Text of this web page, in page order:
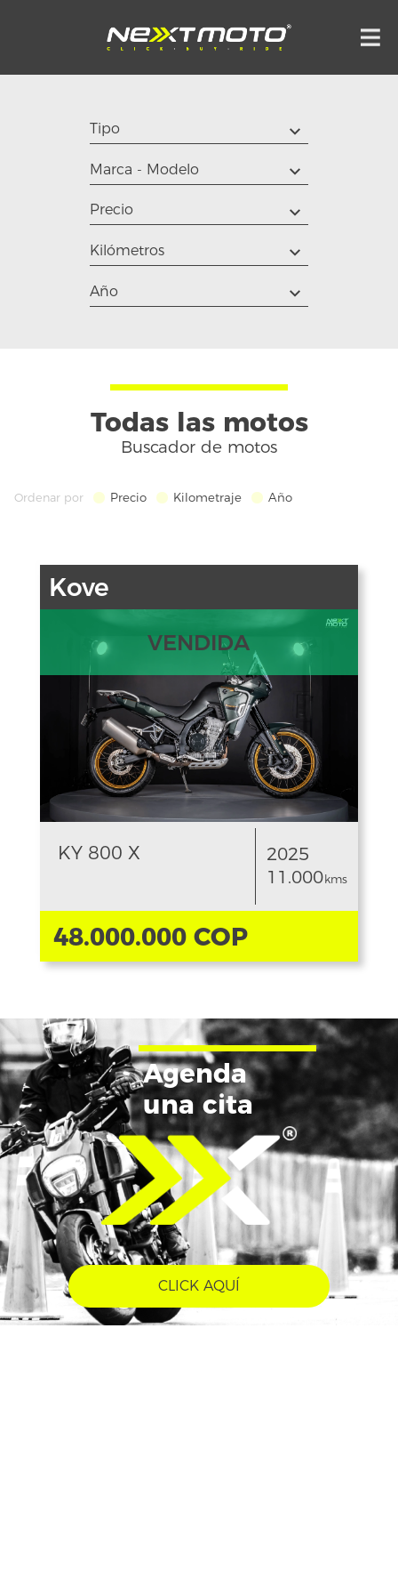
Tipo
Marca - Modelo
Precio
Kilómetros
Año
Todas las motos
Buscador de motos
Ordenar por Precio Kilometraje Año
Kove
VENDIDA
KY 800 X
2025
11.000kms
48.000.000 COP
Agenda
una cita
CLICK AQUÍ